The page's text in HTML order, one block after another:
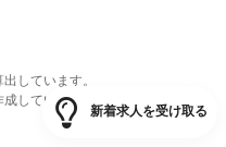
しています。
しています。
新着求人を受け取る